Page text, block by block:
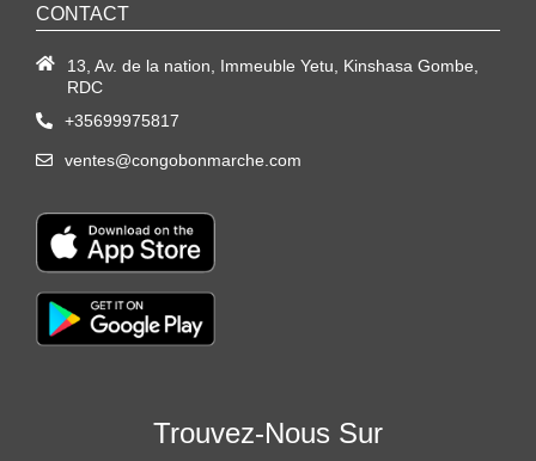
CONTACT
13, Av. de la nation, Immeuble Yetu, Kinshasa Gombe,
RDC
+35699975817
ventes@congobonmarche.com
Trouvez-Nous Sur